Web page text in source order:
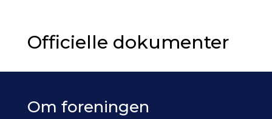
Officielle dokumenter
Om foreningen